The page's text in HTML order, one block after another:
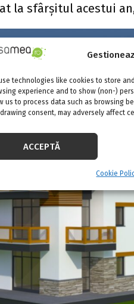
technologies like cookies to store
experience and to show (non-)
us to process data such as browsing
consent, may adversely affect
ACCEPTĂ
Cookie
la sfârșitul acestui